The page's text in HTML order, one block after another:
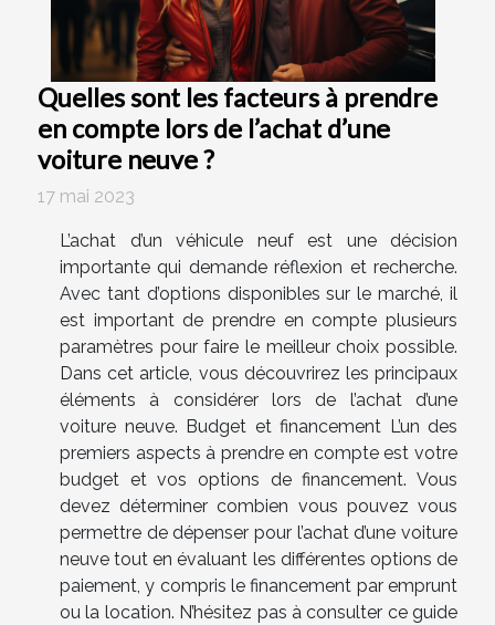
Quelles sont les facteurs à prendre
en compte lors de l’achat d’une
voiture neuve ?
17 mai 2023
L’achat d’un véhicule neuf est une décision
importante qui demande réflexion et recherche.
Avec tant d’options disponibles sur le marché, il
est important de prendre en compte plusieurs
paramètres pour faire le meilleur choix possible.
Dans cet article, vous découvrirez les principaux
éléments à considérer lors de l’achat d’une
voiture neuve. Budget et financement L’un des
premiers aspects à prendre en compte est votre
budget et vos options de financement. Vous
devez déterminer combien vous pouvez vous
permettre de dépenser pour l’achat d’une voiture
neuve tout en évaluant les différentes options de
paiement, y compris le financement par emprunt
ou la location. N’hésitez pas à consulter ce guide